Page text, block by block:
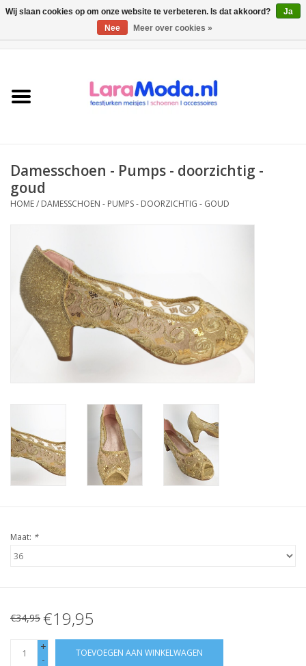
collecties
Bolero meisje
SALE
Private Shopping
Contact
Damesschoen - Pumps - doorzichtig -
goud
HOME/ DAMESSCHOEN - PUMPS - DOORZICHTIG - GOUD
Maat: *
€34,95 €19,95
+
-
TOEVOEGEN AAN WINKELWAGEN
Wij slaan cookies op om onze website te verbeteren. Is dat akkoord?
Ja
Nee
Meer over cookies »